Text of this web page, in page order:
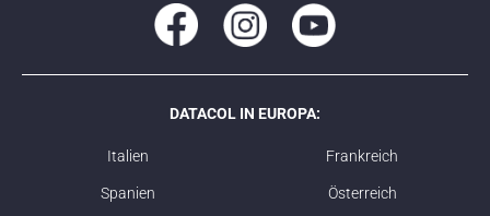
DATACOL IN EUROPA:
Italien Frankreich
Spanien Österreich